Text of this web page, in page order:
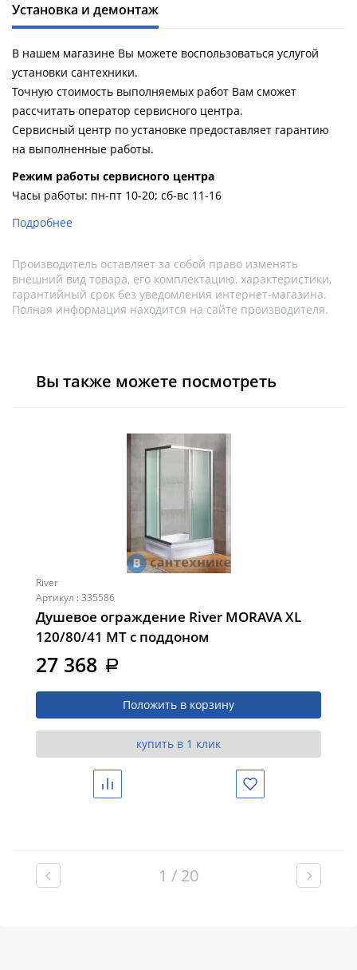
Установка и демонтаж
В нашем магазине Вы можете воспользоваться услугой
установки сантехники.
Точную стоимость выполняемых работ Вам сможет
рассчитать оператор сервисного центра.
Сервисный центр по установке предоставляет гарантию
на выполненные работы.
Pежим работы сервисного центра
Часы работы: пн-пт 10-20; сб-вс 11-16
Подробнее
Производитель оставляет за собой право изменять
внешний вид товара, его комплектацию, характеристики,
гарантийный срок без уведомления интернет-магазина.
Полная информация находится на сайте производителя.
Вы также можете посмотреть
River
Артикул : 335586
Душевое ограждение River MORAVA XL
120/80/41 MT с поддоном
27 368 a
Положить в корзину
купить в 1 клик
Сравнить Избранное
1 / 20